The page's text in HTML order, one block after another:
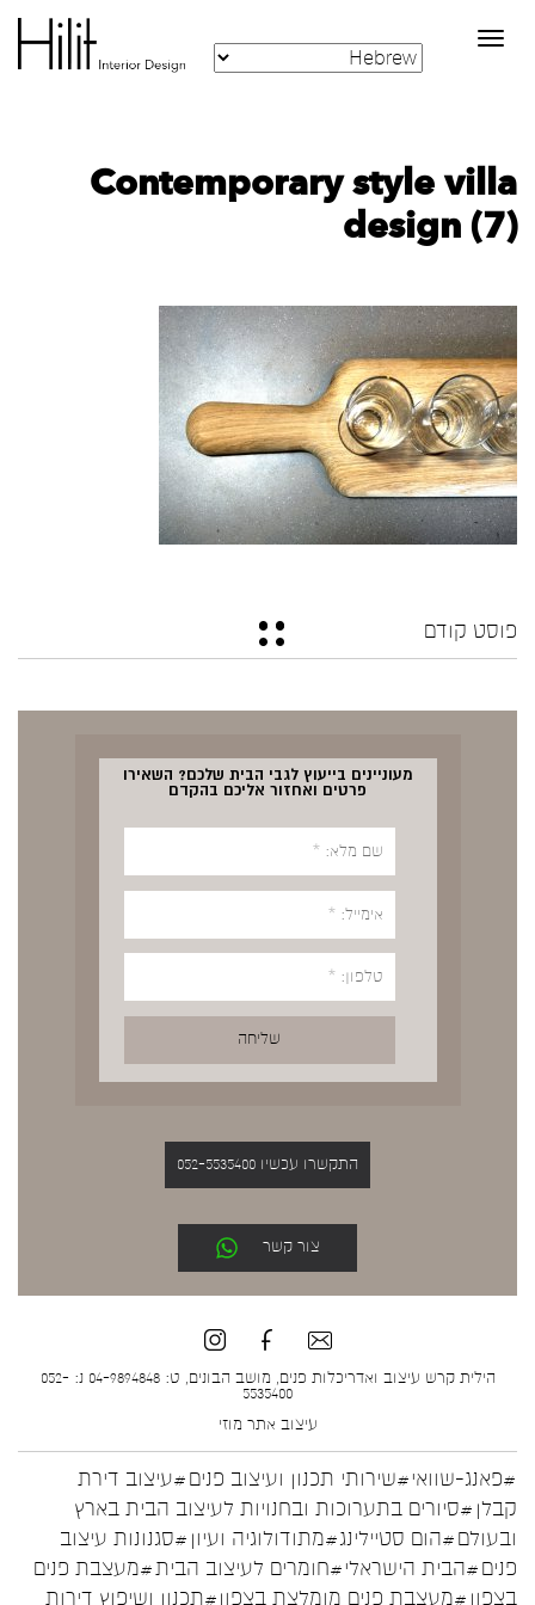
Toggle
navigation
Contemporary style villa
design (7)
פוסט קודם
מעוניינים בייעוץ לגבי הבית שלכם? השאירו
פרטים ואחזור אליכם בהקדם
התקשרו עכשיו 052-5535400
צור קשר
הילית קרש עיצוב ואדריכלות פנים, מושב הבונים, ט: 04-9894848 נ: 052-
5535400
עיצוב אתר מוזי
#פאנג-שוואי#שירותי תכנון ועיצוב פנים#עיצוב דירת
קבלן #סיורים בתערוכות ובחנויות לעיצוב הבית בארץ
ובעולם#הום סטיילינג#מתודולוגיה ועיון #סגנונות עיצוב
פנים#הבית הישראלי#חומרים לעיצוב הבית#מעצבת פנים
בצפון #מעצבת פנים מומלצת בצפון#תכנון ושיפוץ דירות